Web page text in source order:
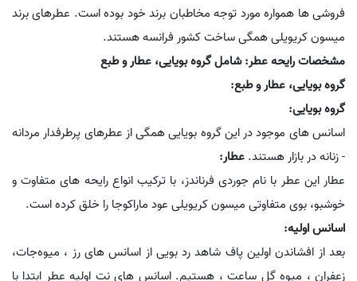
فروشی ها همواره مورد توجه مخاطبان برند خود بوده است. عطرهای برند
میسون کریویلی همگی ساخت کشور فرانسه هستند.
مشخصات رایحه عطر: شامل گروه بویایی، عطار و طبع
گروه بویایی، عطار و طبع:
گروه بویایی:
اسانس های موجود در این گروه بویایی همگی از عطرهای پرطرفدار مردانه
- زنانه در بازار هستند. عطار:
عطار این عطر با نام جوردی فرناندز، با ترکیب انواع رایحه های متفاوت و
خوشبو، بوی متفاوتی میسون کریویلی عود ماراکوجا را خلق کرده است.
اسانس اولیه:
بعد از افشاندن اولین پاف شاهد رد بویی از اسانس های رز ، میوه‌جات،
زعفران ، میوه گل ساعت ، هستیم. اسانس های نت اولیه عطر ابتدا با